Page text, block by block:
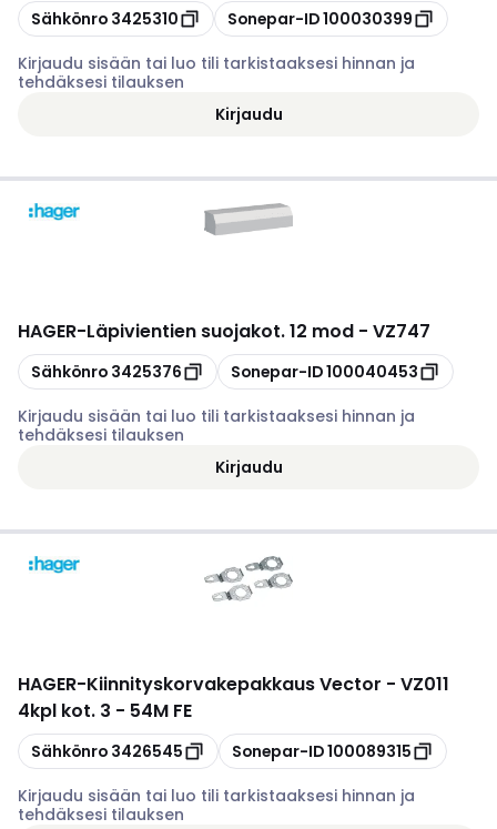
Kopioi
Sähkönro 3425310 Kopioi
Sonepar-ID100030399
Kirjaudu sisään tai luo tili tarkistaaksesi hinnan ja
tehdäksesi tilauksen
Kirjaudu
HAGER-Läpivientien suojakot. 12 mod - VZ747
Kopioi
Sähkönro 3425376 Kopioi
Sonepar-ID100040453
Kirjaudu sisään tai luo tili tarkistaaksesi hinnan ja
tehdäksesi tilauksen
Kirjaudu
HAGER-Kiinnityskorvakepakkaus Vector - VZ011
4kpl kot. 3 - 54M FE
Kopioi
Sähkönro 3426545 Kopioi
Sonepar-ID100089315
Kirjaudu sisään tai luo tili tarkistaaksesi hinnan ja
tehdäksesi tilauksen